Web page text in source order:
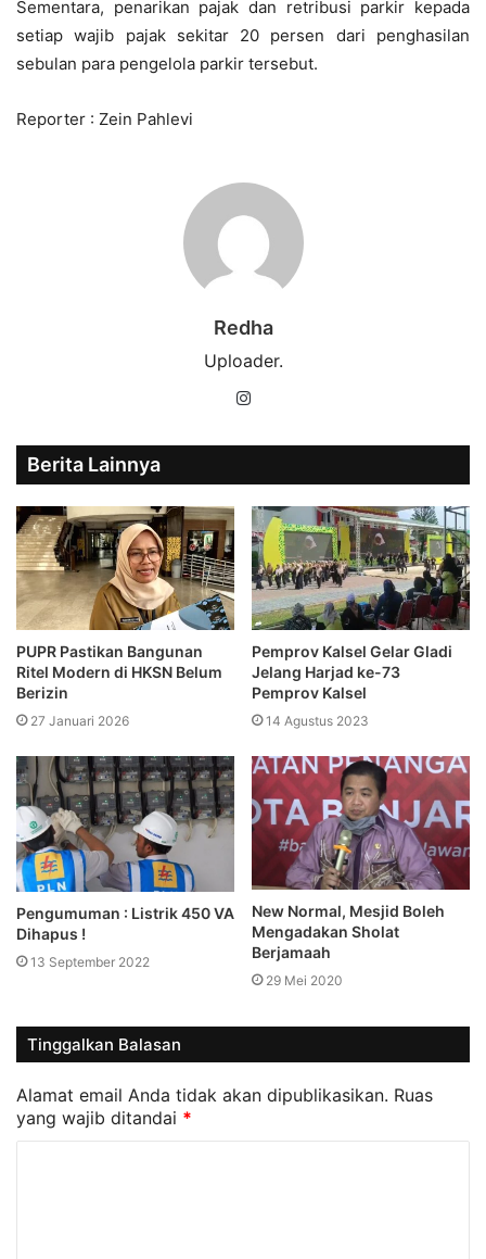
Sementara, penarikan pajak dan retribusi parkir kepada
setiap wajib pajak sekitar 20 persen dari penghasilan
sebulan para pengelola parkir tersebut.
Reporter : Zein Pahlevi
Redha
Uploader.
Instagram
Berita Lainnya
PUPR Pastikan Bangunan
Ritel Modern di HKSN Belum
Berizin
27 Januari 2026
Pemprov Kalsel Gelar Gladi
Jelang Harjad ke-73
Pemprov Kalsel
14 Agustus 2023
Pengumuman : Listrik 450 VA
Dihapus !
13 September 2022
New Normal, Mesjid Boleh
Mengadakan Sholat
Berjamaah
29 Mei 2020
Tinggalkan Balasan
Alamat email Anda tidak akan dipublikasikan. Ruas
yang wajib ditandai *